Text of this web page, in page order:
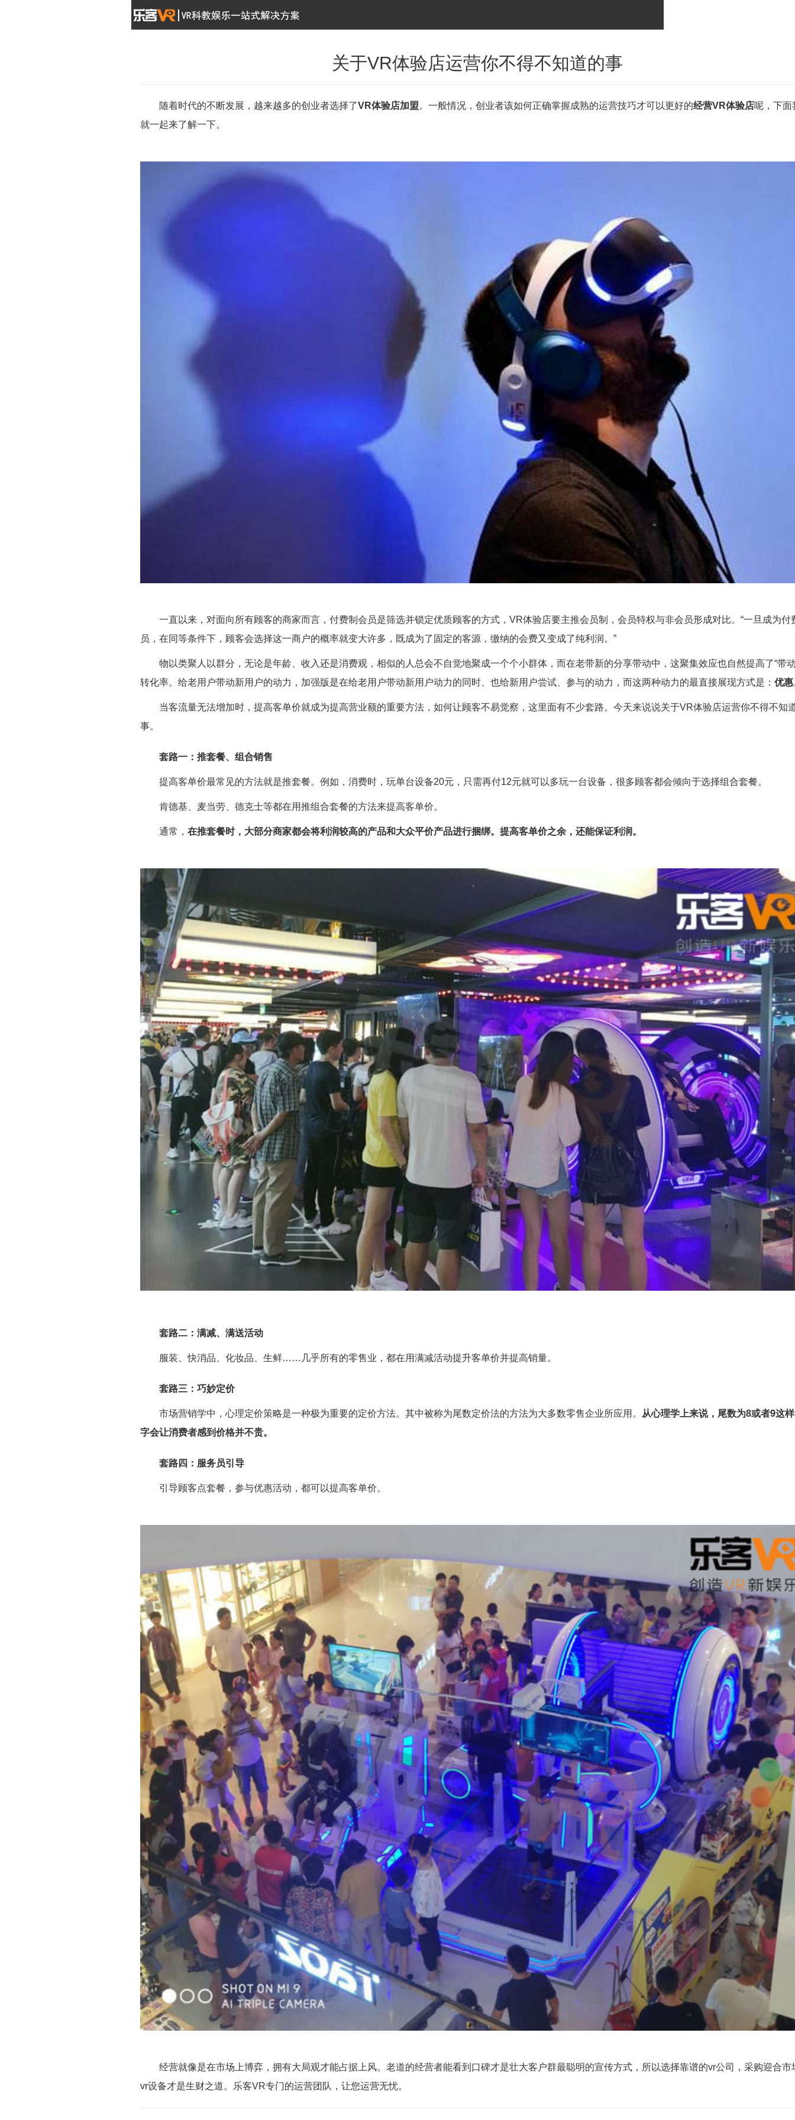
关于VR体验店运营你不得不知道的事
随着时代的不断发展，越来越多的创业者选择了VR体验店加盟。一般情况，创业者该如何正确掌握成熟的运营技巧才可以更好的经营VR体验店呢，下面
就一起来了解一下。
一直以来，对面向所有顾客的商家而言，付费制会员是筛选并锁定优质顾客的方式，VR体验店要主推会员制，会员特权与非会员形成对比。“一旦成为付
员，在同等条件下，顾客会选择这一商户的概率就变大许多，既成为了固定的客源，缴纳的会费又变成了纯利润。”
物以类聚人以群分，无论是年龄、收入还是消费观，相似的人总会不自觉地聚成一个个小群体，而在老带新的分享带动中，这聚集效应也自然提高了“带
转化率。给老用户带动新用户的动力，加强版是在给老用户带动新用户动力的同时、也给新用户尝试、参与的动力，而这两种动力的最直接展现方式是： 优惠
当客流量无法增加时，提高客单价就成为提高营业额的重要方法，如何让顾客不易觉察，这里面有不少套路。今天来说说关于VR体验店运营你不得不知
事。
套路一：推套餐、组合销售
提高客单价最常见的方法就是推套餐。例如，消费时，玩单台设备20元，只需再付12元就可以多玩一台设备，很多顾客都会倾向于选择组合套餐。
肯德基、麦当劳、德克士等都在用推组合套餐的方法来提高客单价。
通常， 在推套餐时，大部分商家都会将利润较高的产品和大众平价产品进行捆绑。提高客单价之余，还能保证利润。
套路二：满减、满送活动
服装、快消品、化妆品、生鲜……几乎所有的零售业，都在用满减活动提升客单价并提高销量。
套路三：巧妙定价
市场营销学中，心理定价策略是一种极为重要的定价方法。其中被称为尾数定价法的方法为大多数零售企业所应用。
从心理学上来说，尾数为8或者9这
字会让消费者感到价格并不贵。
套路四：服务员引导
引导顾客点套餐，参与优惠活动，都可以提高客单价。
经营就像是在市场上博弈，拥有大局观才能占据上风。老道的经营者能看到口碑才是壮大客户群最聪明的宣传方式，所以选择靠谱的vr公司，采购迎合市
vr设备才是生财之道。乐客VR专门的运营团队，让您运营无忧。